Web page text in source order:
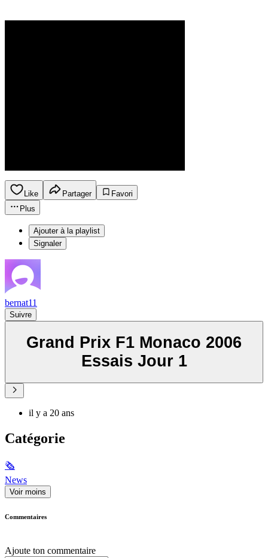
Like Partager
Favori
Plus
Ajouter à la playlist
Signaler
bernat11
Suivre
Grand Prix F1 Monaco 2006
Essais Jour 1
il y a 20 ans
Catégorie
🗞
News
Voir moins
Commentaires
Ajoute ton commentaire